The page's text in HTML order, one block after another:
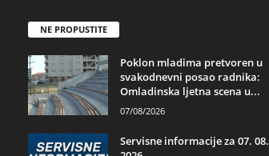
NE PROPUSTITE
Poklon mladima pretvoren u
svakodnevni posao radnika:
Omladinska ljetna scena u...
07/08/2026
Servisne informacije za 07. 08.